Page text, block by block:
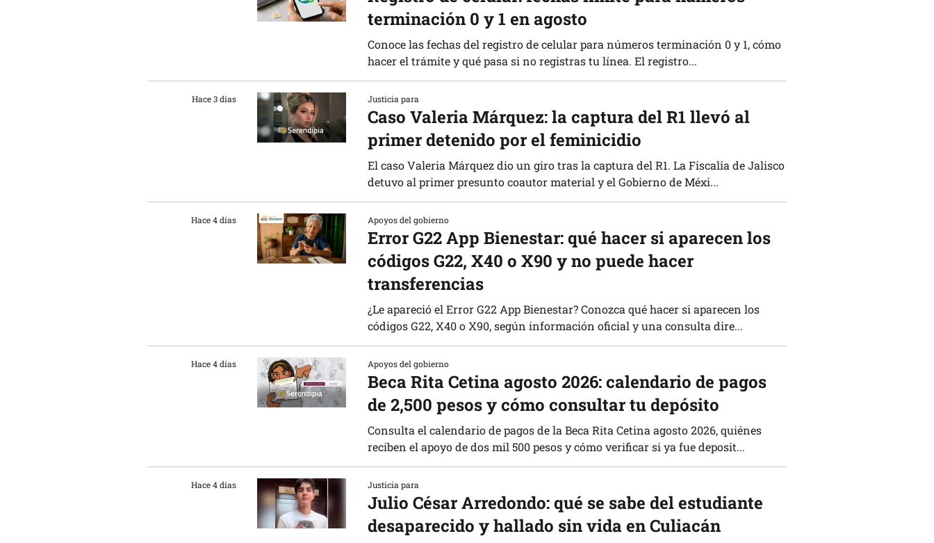
terminación 0 y 1 en agosto
Conoce las fechas del registro de celular para números terminación 0 y 1, cómo
hacer el trámite y qué pasa si no registras tu línea. El registro...
Hace 3 días Justicia para
Caso Valeria Márquez: la captura del R1 llevó al
primer detenido por el feminicidio
El caso Valeria Márquez dio un giro tras la captura del R1. La Fiscalía de Jalisco
detuvo al primer presunto coautor material y el Gobierno de Méxi...
Hace 4 días Apoyos del gobierno
Error G22 App Bienestar: qué hacer si aparecen los
códigos G22, X40 o X90 y no puede hacer
transferencias
¿Le apareció el Error G22 App Bienestar? Conozca qué hacer si aparecen los
códigos G22, X40 o X90, según información oficial y una consulta dire...
Hace 4 días Apoyos del gobierno
Beca Rita Cetina agosto 2026: calendario de pagos
de 2,500 pesos y cómo consultar tu depósito
Consulta el calendario de pagos de la Beca Rita Cetina agosto 2026, quiénes
reciben el apoyo de dos mil 500 pesos y cómo verificar si ya fue deposit...
Hace 4 días Justicia para
Julio César Arredondo: qué se sabe del estudiante
desaparecido y hallado sin vida en Culiacán